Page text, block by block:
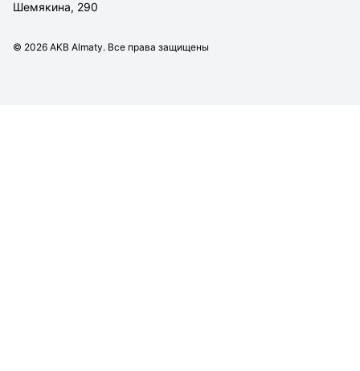
Шемякина, 290
© 2026 AKB Almaty. Все права защищены